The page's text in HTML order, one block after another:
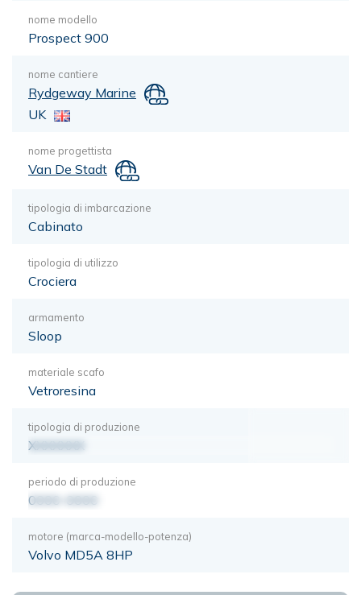
nome modello
Prospect 900
nome cantiere
Rydgeway Marine
UK
nome progettista
Van De Stadt
tipologia di imbarcazione
Cabinato
tipologia di utilizzo
Crociera
armamento
Sloop
materiale scafo
Vetroresina
tipologia di produzione
XXXXXXX
periodo di produzione
0000-0000
motore (marca-modello-potenza)
Volvo MD5A 8HP